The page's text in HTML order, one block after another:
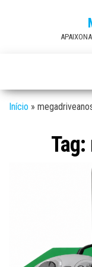
Início »
Tag: